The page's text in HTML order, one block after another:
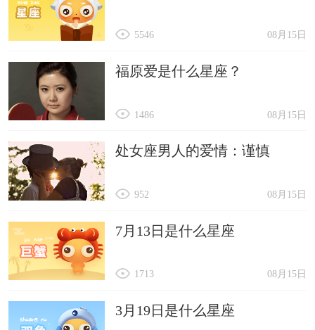
08月15日
5546
福原爱是什么星座？
08月15日
1486
处女座男人的爱情：谨慎
08月15日
952
7月13日是什么星座
08月15日
1713
3月19日是什么星座